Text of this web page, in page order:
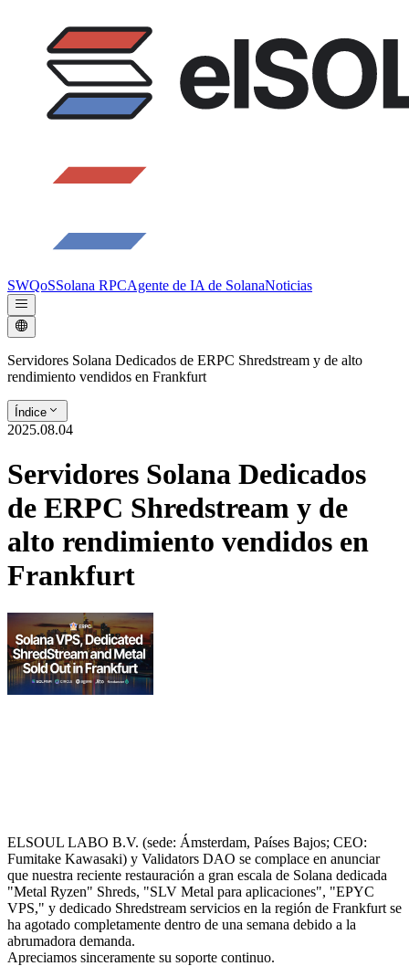
SWQoSSolana RPCAgente de IA de SolanaNoticias
Servidores Solana Dedicados de ERPC Shredstream y de alto
rendimiento vendidos en Frankfurt
Índice
2025.08.04
Servidores Solana Dedicados
de ERPC Shredstream y de
alto rendimiento vendidos en
Frankfurt
ELSOUL LABO B.V. (sede: Ámsterdam, Países Bajos; CEO:
Fumitake Kawasaki) y Validators DAO se complace en anunciar
que nuestra reciente restauración a gran escala de Solana dedicada
"Metal Ryzen" Shreds, "SLV Metal para aplicaciones", "EPYC
VPS," y dedicado Shredstream servicios en la región de Frankfurt se
ha agotado completamente dentro de una semana debido a la
abrumadora demanda.
Apreciamos sinceramente su soporte continuo.